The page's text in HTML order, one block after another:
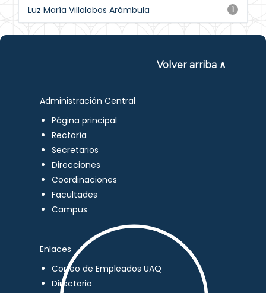
1
Luz María Villalobos Arámbula
Volver arriba ∧
Administración Central
Página principal
Rectoría
Secretarios
Direcciones
Coordinaciones
Facultades
Campus
Enlaces
Correo de Empleados UAQ
Directorio